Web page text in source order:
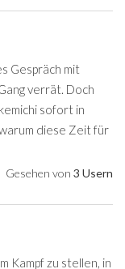
Gespräch mit
verrät. Doch
sofort in
diese Zeit für
Gesehen von 3 Usern
Kampf zu stellen, in